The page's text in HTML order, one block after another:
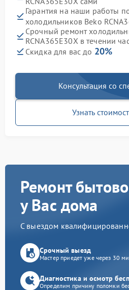
Гарантия на наши работы
холодильников Beko
Срочный ремонт
RCNA365E30X в течении
Скидка для вас до 20%
Консультация со
Узнать
Ремонт
у Вас дома
С выездом
Срочный выезд
Мастер приедет уже через 30
Диагностика и осмотр
Определим причину поломки